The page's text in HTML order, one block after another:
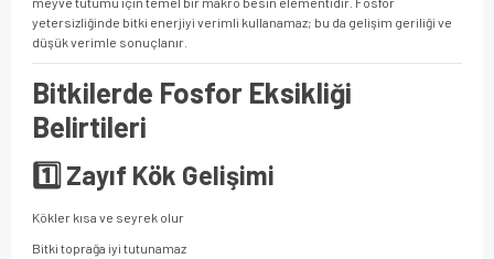
yetersizliğinde bitki enerjiyi verimli kullanamaz; bu da gelişim geriliği ve
düşük verimle sonuçlanır.
Bitkilerde Fosfor Eksikliği
Belirtileri
1️⃣ Zayıf Kök Gelişimi
Kökler kısa ve seyrek olur
Bitki toprağa iyi tutunamaz